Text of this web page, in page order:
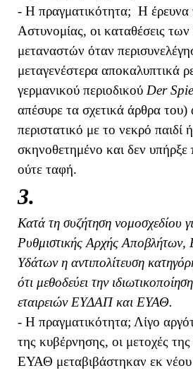
- Η πραγματικότητα; Η έρευνα
Αστυνομίας, οι καταθέσεις των
μεταναστών όταν
μεταγενέστερα αποκαλυπτικά
γερμανικού περιοδικού Der
απέσυρε τα σχετικά άρθρα του)
περιστατικό με το νεκρό παιδί
σκηνοθετημένο και δεν υπήρξε
ούτε ταφή.
3.
Κατά τη συζήτηση νομοσχεδίου
Ρυθμιστικής Αρχής Αποβλήτων,
Υδάτων η αντιπολίτευση
ότι μεθοδεύει την
εταιρειών ΕΥΔΑΠ και ΕΥΑΘ.
- Η πραγματικότητα; Λίγο
της κυβέρνησης, οι μετοχές
ΕΥΑΘ μεταβιβάστηκαν εκ νέου